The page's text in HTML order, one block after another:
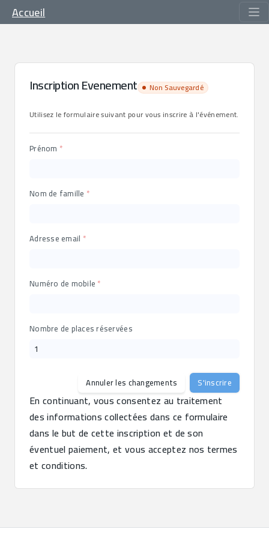
Accueil
Inscription Evenement
Non Sauvegardé
Utilisez le formulaire suivant pour vous inscrire à l'événement.
Prénom
Nom de famille
Adresse email
Numéro de mobile
Nombre de places réservées
Annuler les changements S'inscrire
En continuant, vous consentez au traitement
des informations collectées dans ce formulaire
dans le but de cette inscription et de son
éventuel paiement, et vous acceptez nos termes
et conditions.